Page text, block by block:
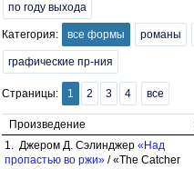
по году выхода
Категория: все формы романы
графические пр-ния
Страницы: 1 2 3 4 все
Произведение
1. Джером Д. Сэлинджер «Над
пропастью во ржи» / «The Catcher